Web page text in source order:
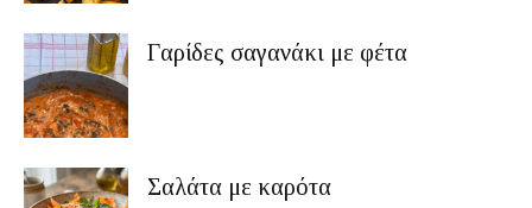
Γαρίδες σαγανάκι με φέτα
Σαλάτα με καρότα